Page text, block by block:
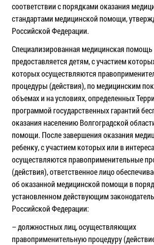
соответствии с порядками оказания
стандартами медицинской помощи,
Российской Федерации.
Специализированная медицинская помощь
предоставляется детям, с участием
которых осуществляются
процедуры (действия), по медицинским
объемах и на условиях, определенных
программой государственных гарантий
оказания населению Волгоградской
помощи. После завершения оказания
ребенку, с участием которых или в
осуществляются правоприменительные
(действия), ответственное лицо
об оказанной медицинской помощи в
установленном действующим
Российской Федерации:
– должностных лиц, осуществляющих
правоприменительную процедуру